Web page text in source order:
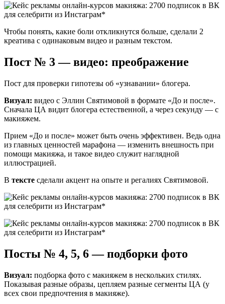
Чтобы понять, какие боли откликнутся больше, сделали 2
креатива с одинаковым видео и разным текстом.
Пост № 3 — видео: преображение
Пост для проверки гипотезы об «узнавании» блогера.
Визуал: видео с Эллин Святимовой в формате «До и после».
Сначала ЦА видит блогера естественной, а через секунду — с
макияжем.
Прием «До и после» может быть очень эффективен. Ведь одна
из главных ценностей марафона — изменить внешность при
помощи макияжа, и такое видео служит наглядной
иллюстрацией.
В тексте сделали акцент на опыте и регалиях Святимовой.
Посты № 4, 5, 6 — подборки фото
Визуал: подборка фото с макияжем в нескольких стилях.
Показывая разные образы, цепляем разные сегменты ЦА (у
всех свои предпочтения в макияже).